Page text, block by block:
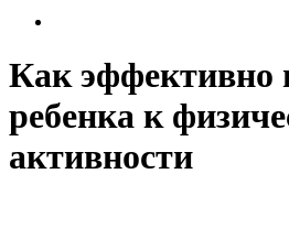
Как эффективно
ребенка к
активности